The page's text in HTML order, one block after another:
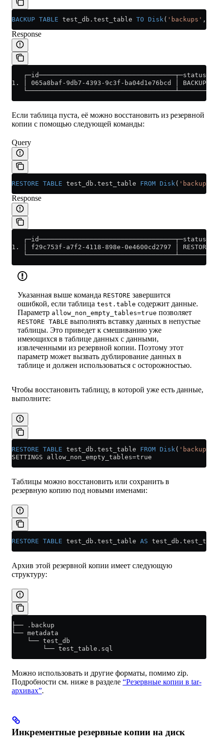
BACKUP TABLE test_db . test_table TO Disk( 'backups' ,
Response
1. │ 065a8baf-9db7-4393-9c3f-ba04d1e76bcd │
Если таблица пуста, её можно восстановить из резервной
копии с помощью следующей команды:
Query
RESTORE TABLE test_db . test_table FROM Disk( 'backups'
Response
1. │ f29c753f-a7f2-4118-898e-0e4600cd2797 │ RESTORED
Указанная выше команда RESTORE завершится
ошибкой, если таблица test.table содержит данные.
Параметр allow_non_empty_tables=true позволяет
RESTORE TABLE выполнять вставку данных в непустые
таблицы. Это приведет к смешиванию уже
имеющихся в таблице данных с данными,
извлеченными из резервной копии. Поэтому этот
параметр может вызвать дублирование данных в
таблице и должен использоваться с осторожностью.
Чтобы восстановить таблицу, в которой уже есть данные,
выполните:
RESTORE TABLE test_db . test_table FROM Disk( 'backups'
SETTINGS allow_non_empty_tables=true
Таблицы можно восстановить или сохранить в
резервную копию под новыми именами:
RESTORE TABLE test_db . test_table AS test_db .
Архив этой резервной копии имеет следующую
структуру:
├── .backup
└── metadata
    └── test_db
        └── test_table.sql
Можно использовать и другие форматы, помимо zip.
Подробности см. ниже в разделе “Резервные копии в tar-
архивах”.
Инкрементные резервные копии на диск